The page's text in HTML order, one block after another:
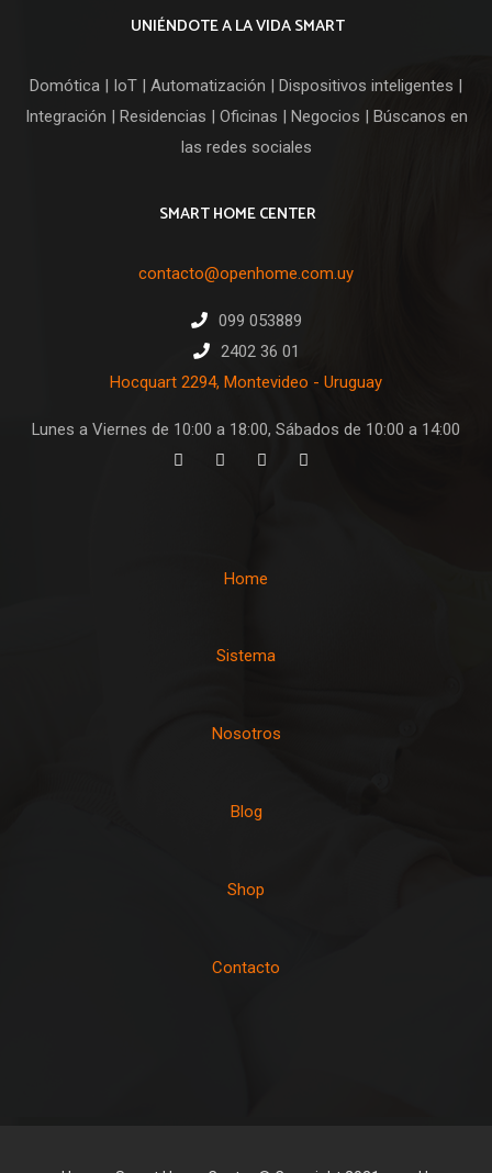
UNIÉNDOTE A LA VIDA SMART
Domótica | IoT | Automatización | Dispositivos inteligentes |
Integración | Residencias | Oficinas | Negocios | Búscanos en
las redes sociales
SMART HOME CENTER
contacto@openhome.com.uy
099 053889
2402 36 01
Hocquart 2294, Montevideo - Uruguay
Lunes a Viernes de 10:00 a 18:00, Sábados de 10:00 a 14:00
Home
Sistema
Nosotros
Blog
Shop
Contacto